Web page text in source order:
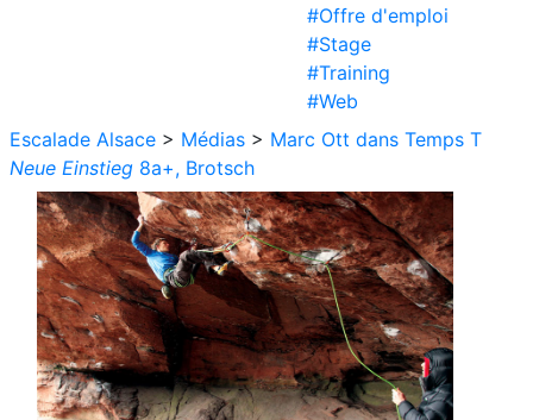
#Offre d'emploi
#Stage
#Training
#Web
Escalade Alsace > Médias > Marc Ott dans Temps T
Neue Einstieg 8a+, Brotsch